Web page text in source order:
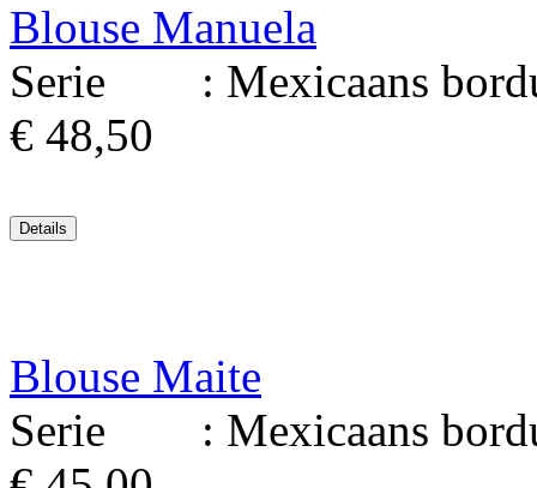
Blouse Manuela
Serie : Mexicaans
€ 48,50
Blouse Maite
Serie : Mexicaans